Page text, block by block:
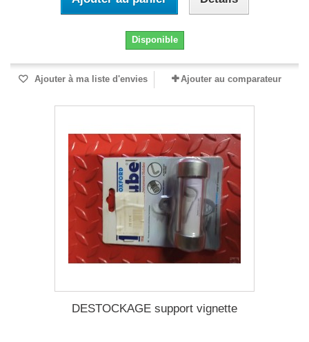
Disponible
Ajouter à ma liste d'envies Ajouter au comparateur
DESTOCKAGE support vignette